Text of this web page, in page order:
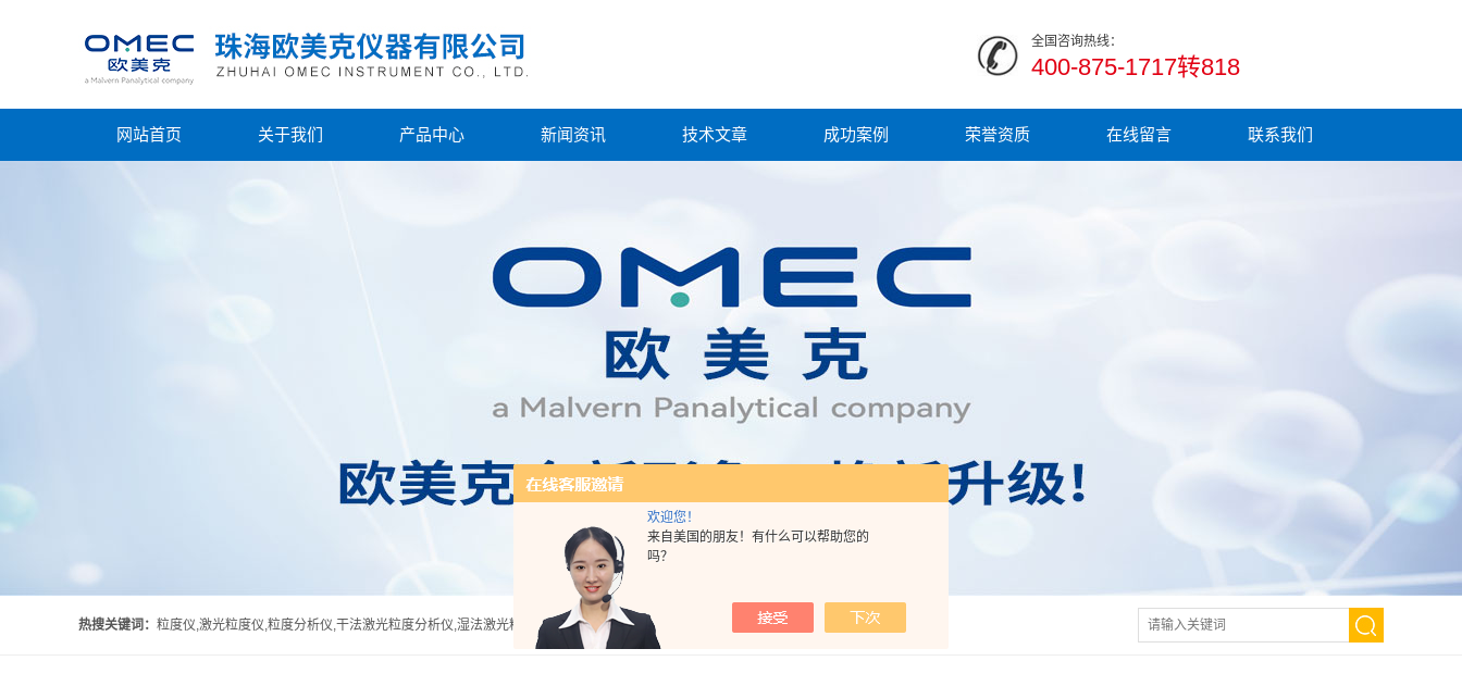
欢迎您！
来自美国的朋友！有什么可以帮助您的
吗？
全国咨询热线：
400-875-1717转818
网站首页 关于我们 产品中心 新闻资讯 技术文章 成功案例 荣誉资质 在线留言 联系我们
热搜关键词： 粒度仪,激光粒度仪,粒度分析仪,干法激光粒度分析仪,湿法激光粒度分析仪